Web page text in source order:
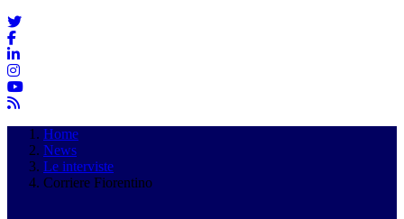
Home
News
Le interviste
Corriere Fiorentino